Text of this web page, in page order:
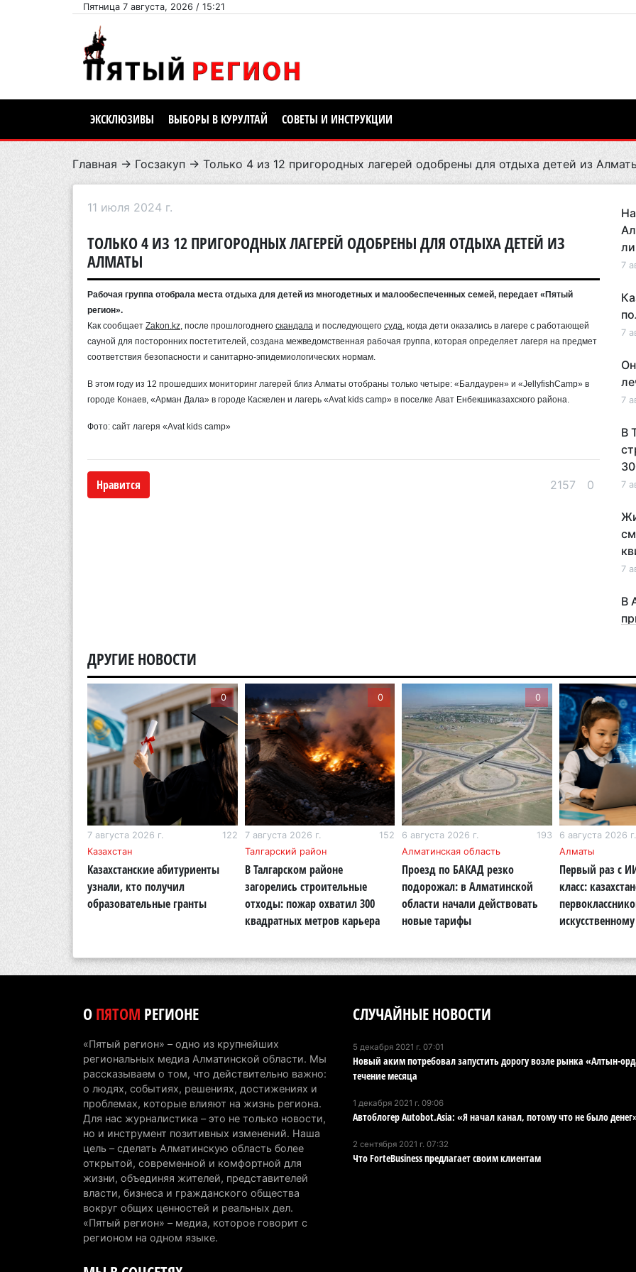
Пятница 7 августа, 2026 / 15:21
ЭКСКЛЮЗИВЫ ВЫБОРЫ В КУРУЛТАЙ СОВЕТЫ И ИНСТРУКЦИИ
Главная → Госзакуп → Только 4 из 12 пригородных лагерей одобрены для отдыха детей из
11 июля 2024 г.
ТОЛЬКО 4 ИЗ 12 ПРИГОРОДНЫХ ЛАГЕРЕЙ ОДОБРЕНЫ ДЛЯ ОТДЫХА ДЕТЕЙ ИЗ
АЛМАТЫ
Рабочая группа отобрала места отдыха для детей из многодетных и малообеспеченных семей, передает «Пятый
регион».
Как сообщает Zakon.kz, после прошлогоднего скандала и последующего суда, когда дети оказались в лагере с работающей
сауной для посторонних постетителей, создана межведомственная рабочая группа, которая определяет лагеря на предмет
соответствия безопасности и санитарно-эпидемиологических нормам.
В этом году из 12 прошедших мониторинг лагерей близ Алматы отобраны только четыре: «Балдаурен» и «JellyfishCamp» в
городе Конаев, «Арман Дала» в городе Каскелен и лагерь «Avat kids camp» в поселке Ават Енбекшиказахского района.
Фото: сайт лагеря «Avat kids camp»
Нравится 2157 0
7
7
7
В
7
7
В
6
6
6
6
5
5
ДРУГИЕ НОВОСТИ
0
7 августа 2026 г.
122
Казахстан
Казахстанские абитуриенты
узнали, кто получил
образовательные гранты
0
7 августа 2026 г.
152
Талгарский район
В Талгарском районе
загорелись строительные
отходы: пожар охватил 300
квадратных метров карьера
0
6 августа 2026 г.
193
Алматинская область
Проезд по БАКАД резко
подорожал: в Алматинской
области начали действовать
новые тарифы
6 августа 2026 г.
Алматы
Первый раз с
класс:
ОПЯТОМ РЕГИОНЕ
«Пятый регион» – одно из крупнейших
региональных медиа Алматинской области. Мы
рассказываем о том, что действительно важно:
о людях, событиях, решениях, достижениях и
проблемах, которые влияют на жизнь региона.
Для нас журналистика – это не только новости,
но и инструмент позитивных изменений. Наша
цель – сделать Алматинскую область более
открытой, современной и комфортной для
жизни, объединяя жителей, представителей
власти, бизнеса и гражданского общества
вокруг общих ценностей и реальных дел.
«Пятый регион» – медиа, которое говорит с
регионом на одном языке.
СЛУЧАЙНЫЕ НОВОСТИ
5 декабря 2021 г. 07:01
Новый аким потребовал запустить дорогу возле рынка «Алтын-
течение месяца
1 декабря 2021 г. 09:06
Автоблогер Autobot.Asia: «Я начал канал, потому что не было
2 сентября 2021 г. 07:32
Что ForteBusiness предлагает своим клиентам